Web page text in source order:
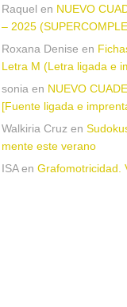
Raquel en NUEVO
– 2025
Roxana Denise en
Letra M (Letra ligada e
sonia en NUEVO
[Fuente ligada e
Walkiria Cruz en
mente este verano
ISAen Grafomotricidad.